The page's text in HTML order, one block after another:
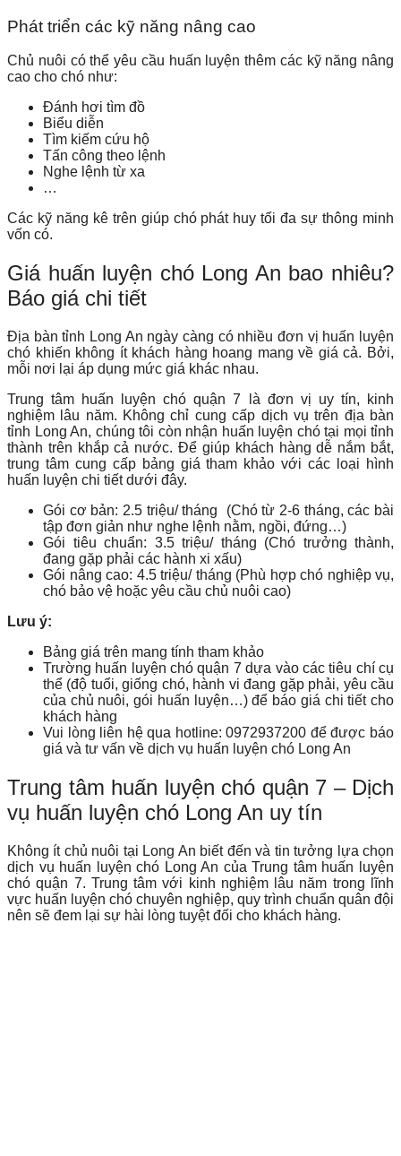
Phát triển các kỹ năng nâng cao
Chủ nuôi có thể yêu cầu huấn luyện thêm các kỹ năng nâng
cao cho chó như:
Đánh hơi tìm đồ
Biểu diễn
Tìm kiếm cứu hộ
Tấn công theo lệnh
Nghe lệnh từ xa
…
Các kỹ năng kê trên giúp chó phát huy tối đa sự thông minh
vốn có.
Giá huấn luyện chó Long An bao nhiêu?
Báo giá chi tiết
Địa bàn tỉnh Long An ngày càng có nhiều đơn vị huấn luyện
chó khiến không ít khách hàng hoang mang về giá cả. Bởi,
mỗi nơi lại áp dụng mức giá khác nhau.
Trung tâm huấn luyện chó quận 7 là đơn vị uy tín, kinh
nghiệm lâu năm. Không chỉ cung cấp dịch vụ trên địa bàn
tỉnh Long An, chúng tôi còn nhận huấn luyện chó tại mọi tỉnh
thành trên khắp cả nước. Để giúp khách hàng dễ nắm bắt,
trung tâm cung cấp bảng giá tham khảo với các loại hình
huấn luyện chi tiết dưới đây.
Gói cơ bản: 2.5 triệu/ tháng (Chó từ 2-6 tháng, các bài
tập đơn giản như nghe lệnh nằm, ngồi, đứng…)
Gói tiêu chuẩn: 3.5 triệu/ tháng (Chó trưởng thành,
đang gặp phải các hành xi xấu)
Gói nâng cao: 4.5 triệu/ tháng (Phù hợp chó nghiệp vụ,
chó bảo vệ hoặc yêu cầu chủ nuôi cao)
Lưu ý:
Bảng giá trên mang tính tham khảo
Trường huấn luyện chó quận 7 dựa vào các tiêu chí cụ
thể (độ tuổi, giống chó, hành vi đang gặp phải, yêu cầu
của chủ nuôi, gói huấn luyện…) để báo giá chi tiết cho
khách hàng
Vui lòng liên hệ qua hotline: 0972937200 để được báo
giá và tư vấn về dịch vụ huấn luyện chó Long An
Trung tâm huấn luyện chó quận 7 – Dịch
vụ huấn luyện chó Long An uy tín
Không ít chủ nuôi tại Long An biết đến và tin tưởng lựa chọn
dịch vụ huấn luyện chó Long An của Trung tâm huấn luyện
chó quận 7. Trung tâm với kinh nghiệm lâu năm trong lĩnh
vực huấn luyện chó chuyên nghiệp, quy trình chuẩn quân đội
nên sẽ đem lại sự hài lòng tuyệt đối cho khách hàng.